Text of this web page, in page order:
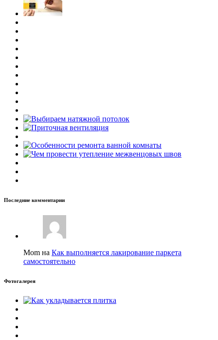
Последние комментарии
Mom на Как выполняется лакирование паркета
самостоятельно
Фотогалерея